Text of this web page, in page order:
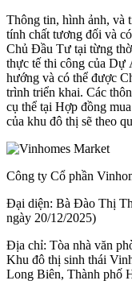
Thông tin, hình ảnh, và
tính chất tương đối và
Chủ Đầu Tư tại từng
thực tế thi công của Dự
hướng và có thể được
trình triển khai. Các
cụ thể tại Hợp đồng
của khu đô thị sẽ theo
Công ty Cổ phần
Đại diện: Bà Đào Thị
ngày 20/12/2025)
Địa chỉ: Tòa nhà văn
Khu đô thị sinh thái
Long Biên, Thành phố